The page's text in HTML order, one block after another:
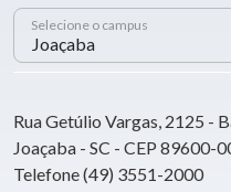
Selecione o campus
Rua Getúlio Vargas, 2125 -
Joaçaba - SC - CEP 89600-
Telefone (49) 3551-2000